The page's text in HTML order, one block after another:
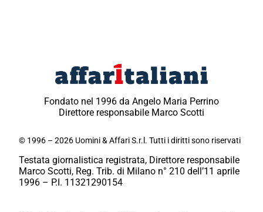
Fondato nel 1996 da Angelo Maria Perrino
Direttore responsabile Marco Scotti
© 1996 – 2026 Uomini & Affari S.r.l. Tutti i diritti sono riservati
Testata giornalistica registrata, Direttore responsabile
Marco Scotti, Reg. Trib. di Milano n° 210 dell’11 aprile
1996 – P.I. 11321290154